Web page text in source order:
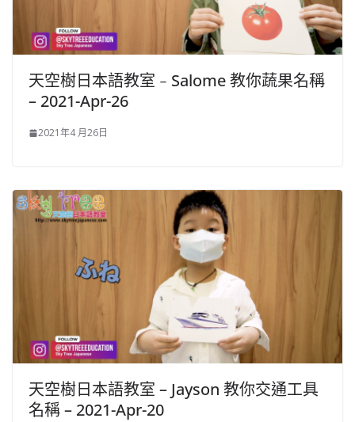
天空樹日本語教室﹣Salome 教你蔬果名稱
– 2021-Apr-26
2021年4 月26日
天空樹日本語教室 – Jayson 教你交通工具
名稱 – 2021-Apr-20